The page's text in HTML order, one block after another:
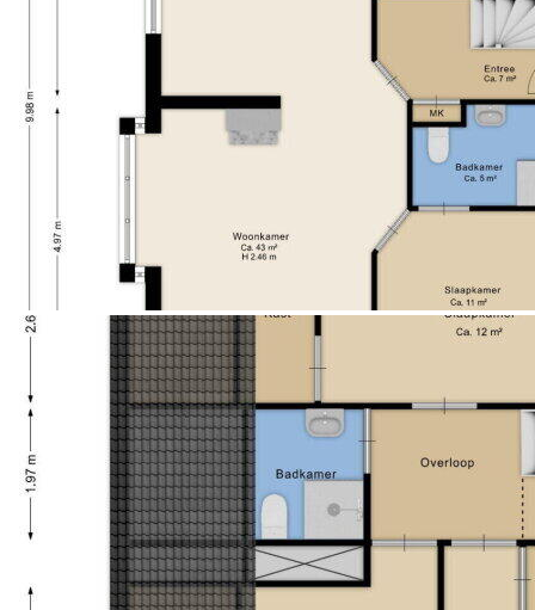
• Lichte woonkamer met gashaard;
• Zonnige achtertuin op het zuidwesten;
• Parkeren op eigen terrein;
• Voorzien van kunststof kozijnen;
• Energielabel B;
• Gelegen nabij winkels, scholen, sportvoorzieningen
en natuurgebieden;
• Goede bereikbaarheid richting uitvalswegen en A28.